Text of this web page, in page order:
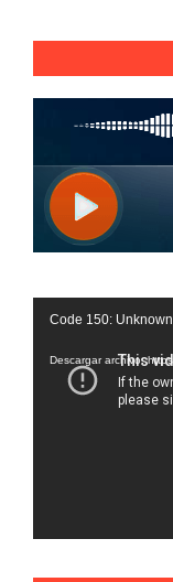
Reproductor
vídeo
Code 150:
Descargar archivo: